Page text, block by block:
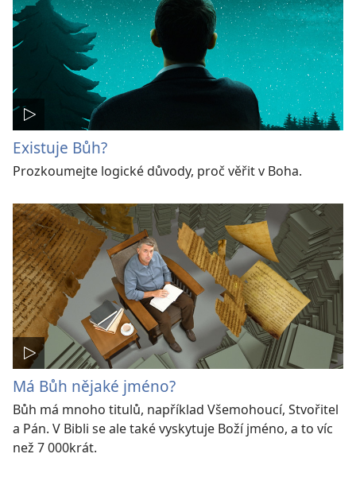
Existuje Bůh?
Prozkoumejte logické důvody, proč věřit v Boha.
Má Bůh nějaké jméno?
Bůh má mnoho titulů, například Všemohoucí, Stvořitel
a Pán. V Bibli se ale také vyskytuje Boží jméno, a to víc
než 7 000krát.